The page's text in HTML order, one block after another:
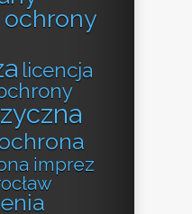
licencja
imprez